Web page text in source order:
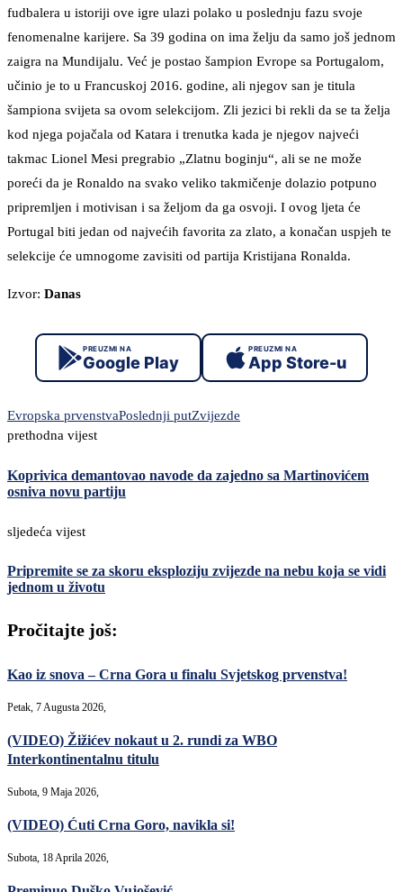
fudbalera u istoriji ove igre ulazi polako u poslednju fazu svoje
fenomenalne karijere. Sa 39 godina on ima želju da samo još jednom
zaigra na Mundijalu. Već je postao šampion Evrope sa Portugalom,
učinio je to u Francuskoj 2016. godine, ali njegov san je titula
šampiona svijeta sa ovom selekcijom. Zli jezici bi rekli da se ta želja
kod njega pojačala od Katara i trenutka kada je njegov najveći
takmac Lionel Mesi pregrabio „Zlatnu boginju“, ali se ne može
poreći da je Ronaldo na svako veliko takmičenje dolazio potpuno
pripremljen i motivisan i sa željom da ga osvoji. I ovog ljeta će
Portugal biti jedan od najvećih favorita za zlato, a konačan uspjeh te
selekcije će umnogome zavisiti od partija Kristijana Ronalda.
Izvor: Danas
PREUZMI NA
Google Play
PREUZMI NA
App Store-u
Evropska prvenstvaPoslednji putZvijezde
prethodna vijest
Koprivica demantovao navode da zajedno sa Martinovićem
osniva novu partiju
sljedeća vijest
Pripremite se za skoru eksploziju zvijezde na nebu koja se vidi
jednom u životu
Pročitajte još:
Kao iz snova – Crna Gora u finalu Svjetskog prvenstva!
Petak, 7 Augusta 2026,
(VIDEO) Žižićev nokaut u 2. rundi za WBO
Interkontinentalnu titulu
Subota, 9 Maja 2026,
(VIDEO) Ćuti Crna Goro, navikla si!
Subota, 18 Aprila 2026,